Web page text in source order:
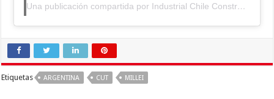
Una publicación compartida por Industrial Chile Constramet (@constrametcl)
Etiquetas ARGENTINA CUT MILLEI